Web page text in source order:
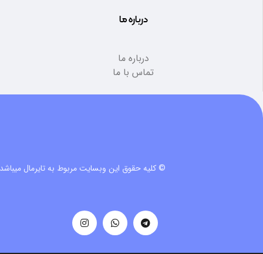
درباره ما
درباره ما
تماس با ما
© کلیه حقوق این وبسایت مربوط به تایرمال